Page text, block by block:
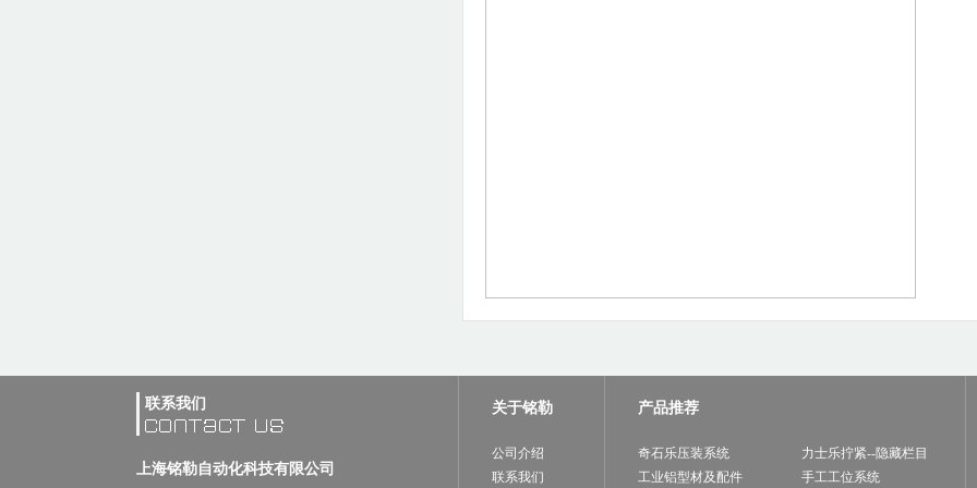
联系我们
上海铭勒自动化科技有限公司
关于铭勒
公司介绍
联系我们
产品推荐
奇石乐压装系统
力士乐拧紧--隐藏栏目
工业铝型材及配件
手工工位系统